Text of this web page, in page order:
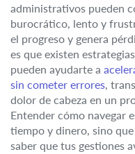
administrativos pueden
burocrático, lento y
el progreso y genera
es que existen
pueden ayudarte a
sin cometer errores,
dolor de cabeza en un
Entender cómo navegar
tiempo y dinero, sino
saber que tus gestiones